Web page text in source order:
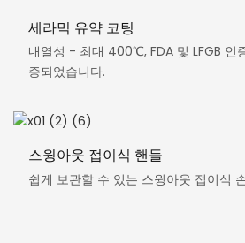
세라믹 유약 코팅
내열성 - 최대 400℃, FDA 및 LFGB 인
증되었습니다.
스윙아웃 접이식 핸들
쉽게 보관할 수 있는 스윙아웃 접이식